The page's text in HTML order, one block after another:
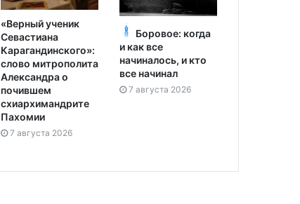
«Верный ученик
Севастиана
Карагандинского»:
слово митрополита
Александра о
почившем
схиархимандрите
Пахомии
7 августа 2026
Боровое: когда
и как все
начиналось, и кто
все начинал
7 августа 2026